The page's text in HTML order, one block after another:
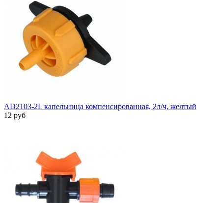
AD2103-2L капельница компенсированная, 2л/ч, желтый
12 руб